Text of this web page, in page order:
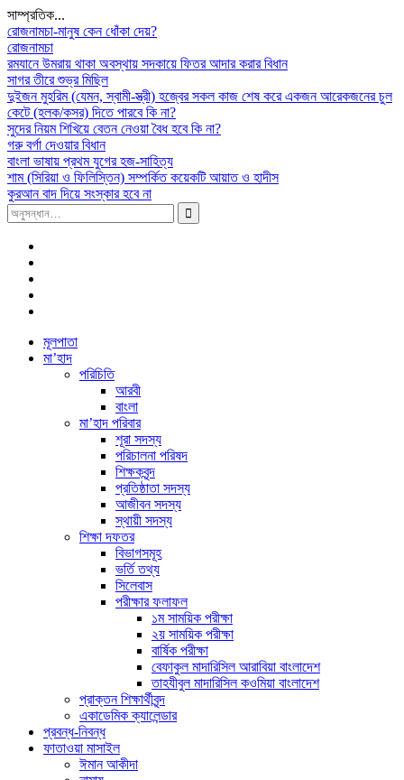
সাম্প্রতিক...
রোজনামচা-মানুষ কেন ধোঁকা দেয়?
রোজনামচা
রমযানে উমরায় থাকা অবস্থায় সদকায়ে ফিতর আদার করার বিধান
সাগর তীরে শুভ্র মিছিল
দুইজন মুহরিম (যেমন, স্বামী-স্ত্রী) হজ্বের সকল কাজ শেষ করে একজন আরেকজনের চুল
কেটে (হলক/কসর) দিতে পারবে কি না?
সুদের নিয়ম শিখিয়ে বেতন নেওয়া বৈধ হবে কি না?
গরু বর্গা দেওয়ার বিধান
বাংলা ভাষায় প্রথম যুগের হজ-সাহিত্য
শাম (সিরিয়া ও ফিলিস্তিন) সম্পর্কিত কয়েকটি আয়াত ও হাদীস
কুরআন বাদ দিয়ে সংস্কার হবে না
সন্ধান
করাঃ
Skip
মূলপাতা
মা’হাদ
পরিচিতি
আরবী
বাংলা
মা’হাদ পরিবার
শূরা সদস্য
পরিচালনা পরিষদ
শিক্ষকবৃন্দ
প্রতিষ্ঠাতা সদস্য
আজীবন সদস্য
স্থায়ী সদস্য
শিক্ষা দফতর
বিভাগসমূহ
ভর্তি তথ্য
সিলেবাস
পরীক্ষার ফলাফল
১ম সাময়িক পরীক্ষা
২য় সাময়িক পরীক্ষা
বার্ষিক পরীক্ষা
বেফাকুল মাদারিসিল আরাবিয়া বাংলাদেশ
তাহযীবুল মাদারিসিল কওমিয়া বাংলাদেশ
প্রাক্তন শিক্ষার্থীবৃন্দ
একাডেমিক ক্যালেন্ডার
প্রবন্ধ-নিবন্ধ
ফাতাওয়া মাসাইল
ঈমান আকীদা